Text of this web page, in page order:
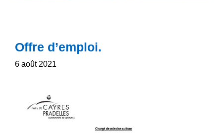
Offre d’emploi.
6 août 2021